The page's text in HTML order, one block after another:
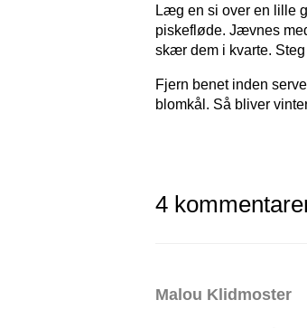
Læg en si over en lille
piskefløde. Jævnes
skær dem i kvarte.
Fjern benet inden
blomkål. Så bliver
4
Malou Klidmoster